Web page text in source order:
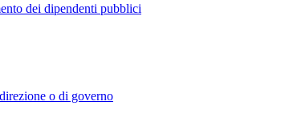
dei dipendenti pubblici
o di governo